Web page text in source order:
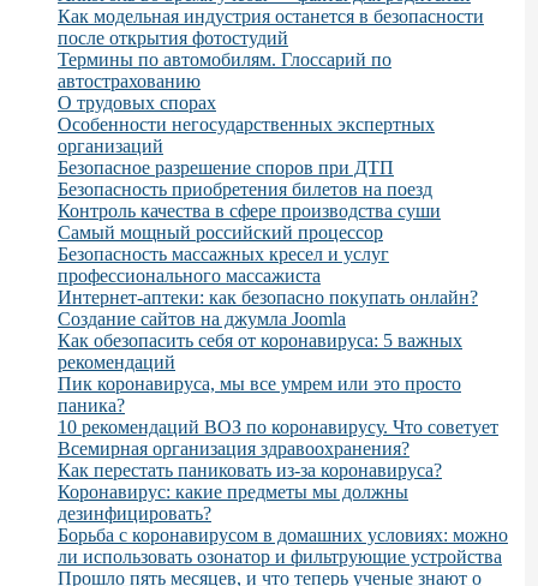
Как модельная индустрия останется в безопасности
после открытия фотостудий
Термины по автомобилям. Глоссарий по
автострахованию
О трудовых спорах
Особенности негосударственных экспертных
организаций
Безопасное разрешение споров при ДТП
Безопасность приобретения билетов на поезд
Контроль качества в сфере производства суши
Самый мощный российский процессор
Безопасность массажных кресел и услуг
профессионального массажиста
Интернет-аптеки: как безопасно покупать онлайн?
Создание сайтов на джумла Joomla
Как обезопасить себя от коронавируса: 5 важных
рекомендаций
Пик коронавируса, мы все умрем или это просто
паника?
10 рекомендаций ВОЗ по коронавирусу. Что советует
Всемирная организация здравоохранения?
Как перестать паниковать из-за коронавируса?
Коронавирус: какие предметы мы должны
дезинфицировать?
Борьба с коронавирусом в домашних условиях: можно
ли использовать озонатор и фильтрующие устройства
Прошло пять месяцев, и что теперь ученые знают о